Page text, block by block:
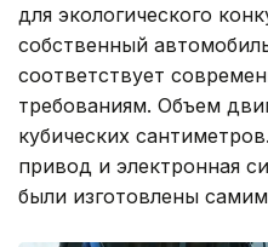
для экологического
собственный
соответствует
требованиям. Объем
кубических
привод и электронная
были изготовлены